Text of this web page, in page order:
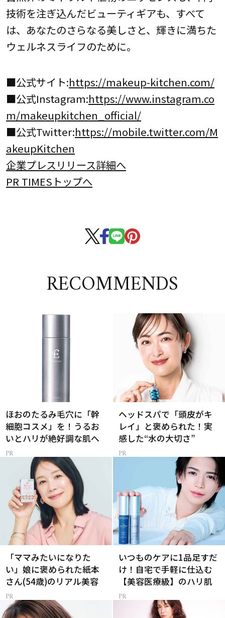
技術を注ぎ込んだビューティギアも、すべて
は、あなたのさらなる美しさと、輝きに満ちた
ウェルネスライフのために。
■公式サイト:https://makeup-kitchen.com/
■公式Instagram:https://www.instagram.co
m/makeupkitchen_official/
■公式Twitter:https://mobile.twitter.com/M
akeupKitchen
企業プレスリリース詳細へ
PR TIMESトップへ
RECOMMENDS
ほおのたるみ毛穴に「幹
細胞コスメ」を！うるお
いとハリが絶好調な肌へ
ヘッドスパで「頭皮がキ
レイ」と褒められた！実
感した“水の大切さ”
「ママみたいになりた
い」娘に褒められた紙本
さん(54歳)のリアル美容
いつものケアに1品足すだ
け！自宅で手軽に仕込む
【美容医療級】のハリ肌